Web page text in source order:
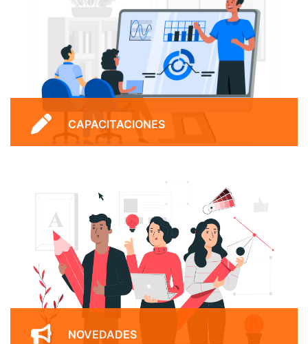
Acceder
CAPACITACIONES
preferencias de aprendizaje.
Ver Capacitaciones
NOVEDADES